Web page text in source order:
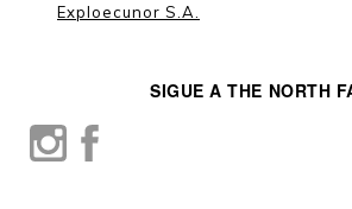
SIGUE A THE NORTH
Exploecunor S.A.